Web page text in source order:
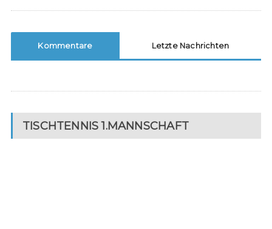
Kommentare Letzte Nachrichten
TISCHTENNIS 1.MANNSCHAFT